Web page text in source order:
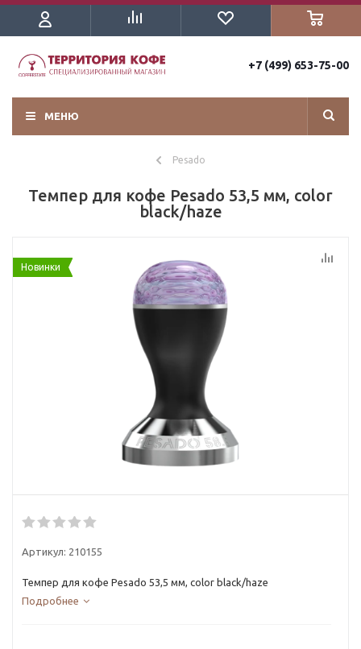
+7 (499) 653-75-00
МЕНЮ
Pesado
Темпер для кофе Pesado 53,5 мм, color
black/haze
Новинки
Артикул: 210155
Темпер для кофе Pesado 53,5 мм, color black/haze
Подробнее